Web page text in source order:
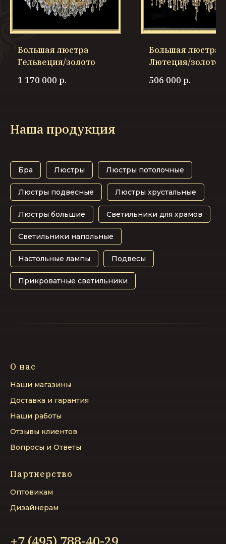
Большая люстра
Гельвеция/золото
1 170 000 р.
Большая люстра
Лютеция/золото
506 000 р.
Наша продукция
Бра Люстры Люстры потолочные
Люстры подвесные Люстры хрустальные
Люстры большие Светильники для храмов
Светильники напольные
Настольные лампы Подвесы
Прикроватные светильники
О нас
Наши магазины
Доставка и гарантия
Наши работы
Отзывы клиентов
Вопросы и Ответы
Партнерство
Оптовикам
Дизайнерам